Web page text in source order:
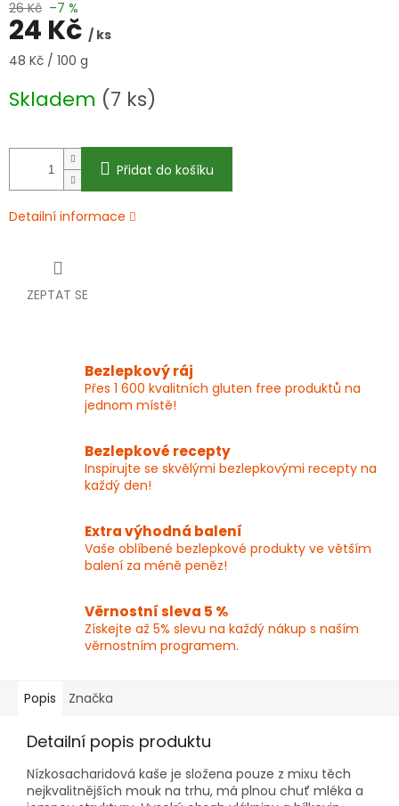
26 Kč –7 %
24 Kč / ks
Měrná
48 Kč / 100 g
Skladem (7 ks)
Přidat do košíku
Detailní informace
ZEPTAT SE
Bezlepkový ráj
Přes 1 600 kvalitních gluten free produktů na
jednom místě!
Bezlepkové recepty
Inspirujte se skvělými bezlepkovými recepty na
každý den!
Extra výhodná balení
Vaše oblíbené bezlepkové produkty ve větším
balení za méně peněz!
Věrnostní sleva 5 %
Získejte až 5% slevu na každý nákup s naším
věrnostním programem.
Popis Značka
Detailní popis produktu
Nízkosacharidová kaše je složena pouze z mixu těch
nejkvalitnějších mouk na trhu, má plnou chuť mléka a